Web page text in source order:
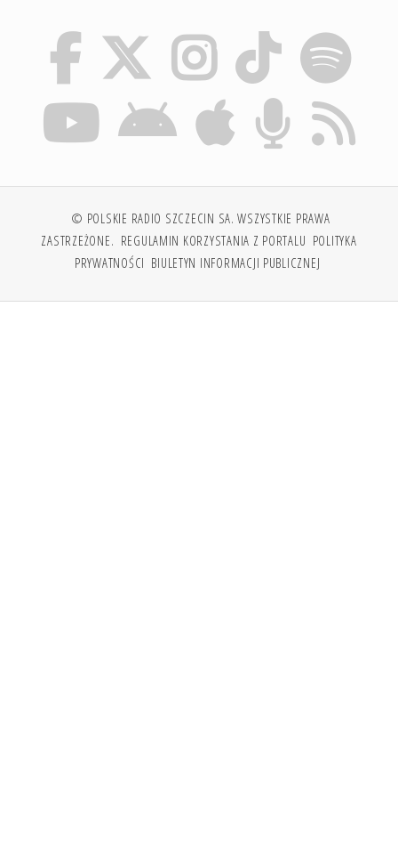
© POLSKIE RADIO SZCZECIN SA. WSZYSTKIE PRAWA
ZASTRZEŻONE. REGULAMIN KORZYSTANIA Z PORTALU POLITYKA
PRYWATNOŚCI BIULETYN INFORMACJI PUBLICZNEJ